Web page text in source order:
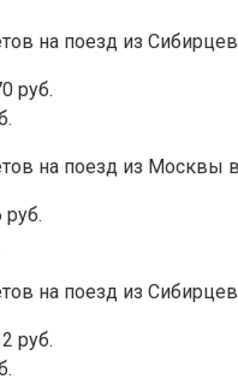
на поезд из
руб.
на поезд из Москвы
руб.
на поезд из
руб.